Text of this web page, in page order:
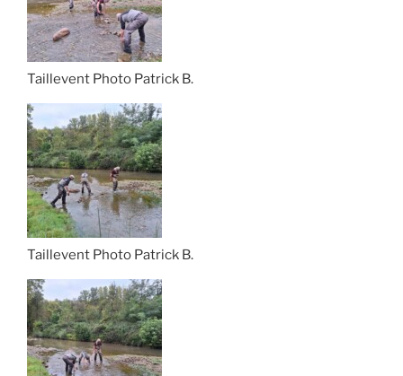
Taillevent Photo Patrick B.
Taillevent Photo Patrick B.